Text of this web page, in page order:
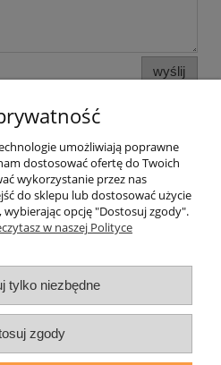
wyślij
Pomoc
konto
O nas
umożliwiają poprawne
dostosować ofertę do Twoich
wykorzystanie przez nas
do sklepu lub dostosować użycie
opcję "Dostosuj zgody".
w naszej Polityce
tylko niezbędne
zgody